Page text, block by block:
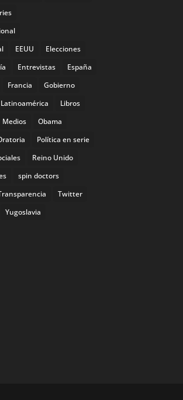
EEUU
Elecciones
Entrevistas
España
Francia
Gobierno
Latinoamérica
Libros
Medios
Obama
Política en serie
Reino Unido
spin doctors
Twitter
Yugoslavia